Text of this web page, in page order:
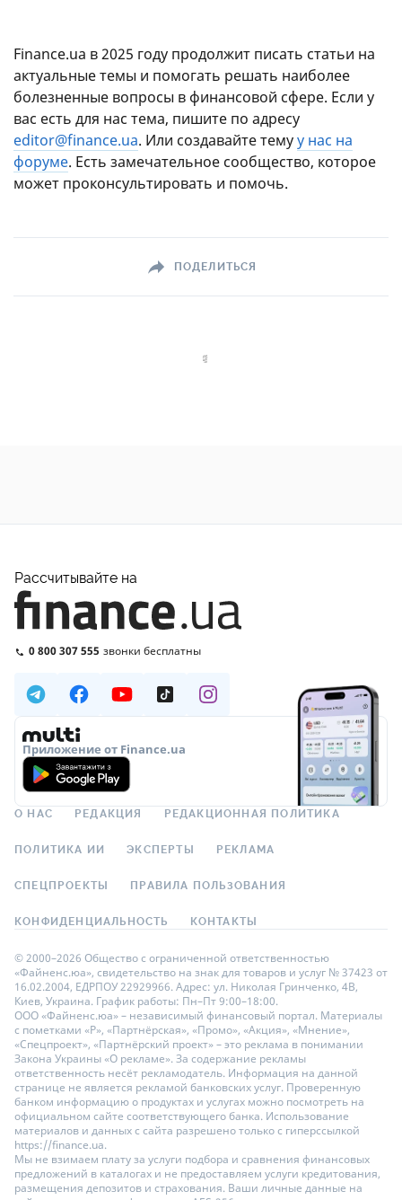
Finance.ua в 2025 году продолжит писать статьи на
актуальные темы и помогать решать наиболее
болезненные вопросы в финансовой сфере. Если у
вас есть для нас тема, пишите по адресу
editor@finance.ua. Или создавайте темуу нас на
форуме. Есть замечательное сообщество, которое
может проконсультировать и помочь.
ПОДЕЛИТЬСЯ
Рассчитывайте на
0 800 307 555 звонки бесплатны
Приложение от Finance.ua
О НАС РЕДАКЦИЯ РЕДАКЦИОННАЯ ПОЛИТИКА
ПОЛИТИКА ИИ ЭКСПЕРТЫ РЕКЛАМА
СПЕЦПРОЕКТЫ ПРАВИЛА ПОЛЬЗОВАНИЯ
КОНФИДЕНЦИАЛЬНОСТЬ КОНТАКТЫ
© 2000–2026 Общество с ограниченной ответственностью
«Файненс.юа», свидетельство на знак для товаров и услуг № 37423 от
16.02.2004, ЕДРПОУ 22929966. Адрес: ул. Николая Гринченко, 4В,
Киев, Украина. График работы: Пн–Пт 9:00–18:00.
ООО «Файненс.юа» – независимый финансовый портал. Материалы
с пометками «Р», «Партнёрская», «Промо», «Акция», «Мнение»,
«Спецпроект», «Партнёрский проект» – это реклама в понимании
Закона Украины «О рекламе». За содержание рекламы
ответственность несёт рекламодатель. Информация на данной
странице не является рекламой банковских услуг. Проверенную
банком информацию о продуктах и услугах можно посмотреть на
официальном сайте соответствующего банка. Использование
материалов и данных с сайта разрешено только с гиперссылкой
https://finance.ua.
Мы не взимаем плату за услуги подбора и сравнения финансовых
предложений в каталогах и не предоставляем услуги кредитования,
размещения депозитов и страхования. Ваши личные данные на